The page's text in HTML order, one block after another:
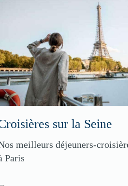
sur la Seine
meilleurs déjeuners-
Paris